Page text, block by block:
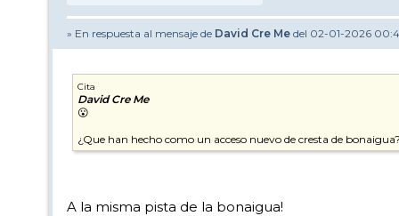
» En respuesta al mensaje de David Cre Me del 02-01-2026
Cita
David Cre Me
😮
¿Que han hecho como un acceso nuevo de cresta de
A la misma pista de la bonaigua!